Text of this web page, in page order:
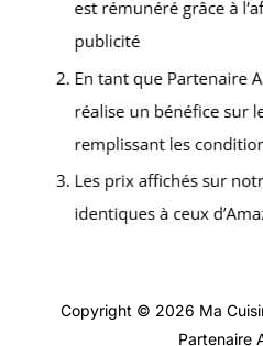
Copyright © 2026 Ma
Partenaire